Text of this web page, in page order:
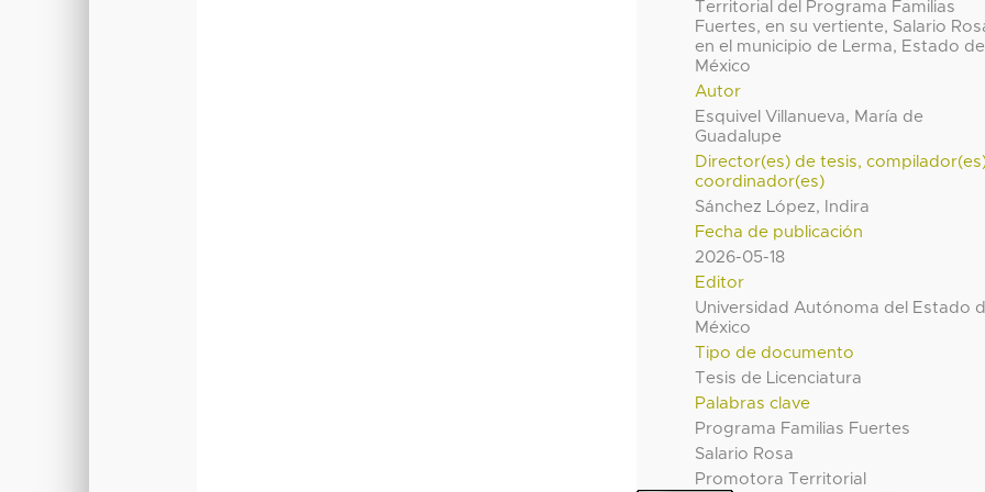
Territorial del Programa Familias
Fuertes, en su vertiente, Salario
en el municipio de Lerma, Estado de
México
Autor
Esquivel Villanueva, María de
Guadalupe
Director(es) de tesis,
coordinador(es)
Sánchez López, Indira
Fecha de publicación
2026-05-18
Editor
Universidad Autónoma del Estado
México
Tipo de documento
Tesis de Licenciatura
Palabras clave
Programa Familias Fuertes
Salario Rosa
Promotora Territorial